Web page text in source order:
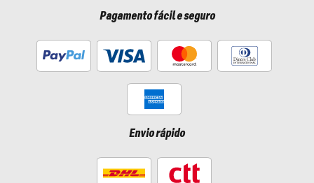
Pagamento fácil e seguro
Envio rápido